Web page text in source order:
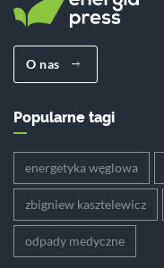
O nas
Popularne tagi
energetyka węglowa
zbigniew kasztelewicz
odpady medyczne